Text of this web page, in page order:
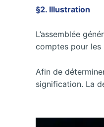
§2. Illustration
L’assemblée
comptes pour les
Afin de
signification. La